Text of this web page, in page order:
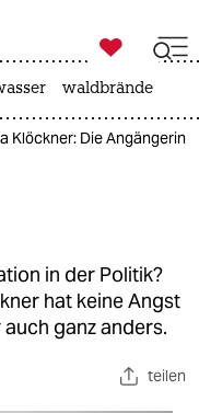

taz zahl ich
waldbrände
Klöckner: Die Angängerin
in der Politik?
hat keine Angst
ganz anders.
teilen